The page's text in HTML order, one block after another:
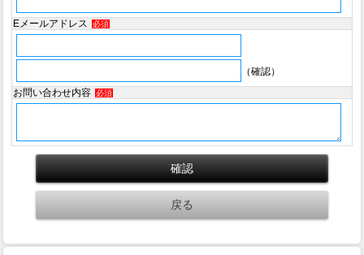
Eメールアドレス 必須
（確認）
お問い合わせ内容 必須